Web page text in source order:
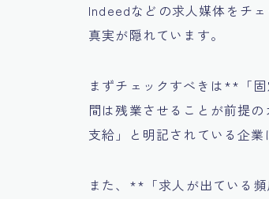
Indeedなどの求人媒体をチ
真実が隠れています。
まずチェックすべきは**「
間は残業させることが前提
支給」と明記されている企
また、**「求人が出ている